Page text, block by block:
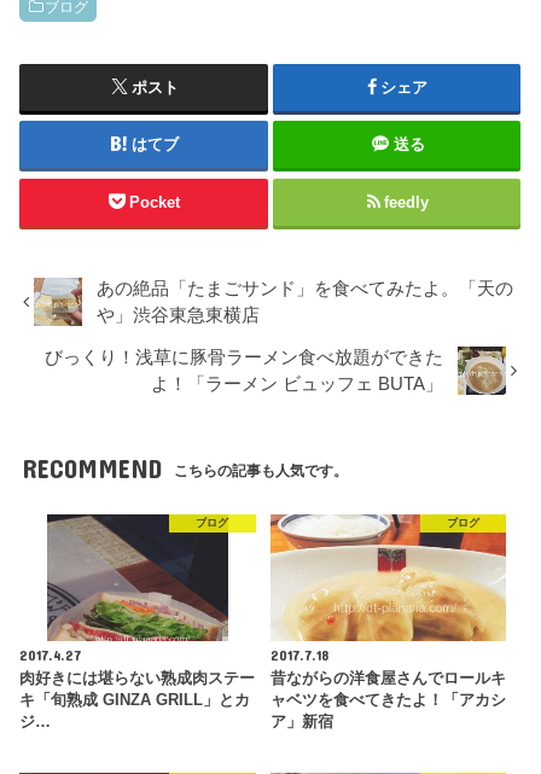
ブログ
ポスト シェア
はてブ 送る
Pocket feedly
あの絶品「たまごサンド」を食べてみたよ。「天の
や」渋谷東急東横店
びっくり！浅草に豚骨ラーメン食べ放題ができた
よ！「ラーメン ビュッフェ BUTA」
RECOMMEND こちらの記事も人気です。
ブログ
2017.4.27
肉好きには堪らない熟成肉ステー
キ「旬熟成 GINZA GRILL」とカ
ジ…
ブログ
2017.7.18
昔ながらの洋食屋さんでロールキ
ャベツを食べてきたよ！「アカシ
ア」新宿